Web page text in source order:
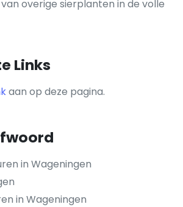
van overige sierplanten in de volle
Links
aan op deze pagina.
in Wageningen
in Wageningen